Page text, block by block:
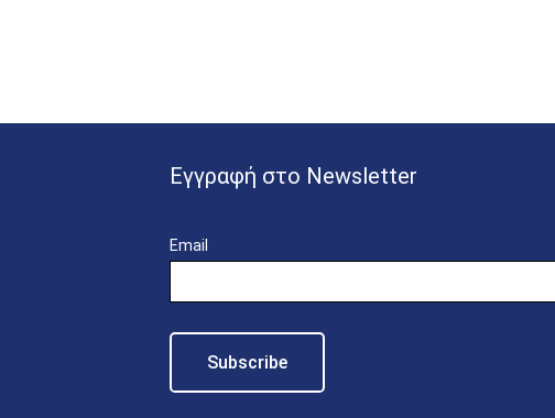
Εγγραφή στο Newsletter
Email